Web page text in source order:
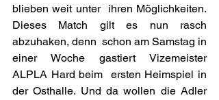
blieben weit unter  ihren Möglichkeiten.
Dieses Match gilt es nun rasch
abzuhaken, denn  schon am Samstag in
einer Woche gastiert Vizemeister
ALPLA Hard beim  ersten Heimspiel in
der Osthalle. Und da wollen die Adler